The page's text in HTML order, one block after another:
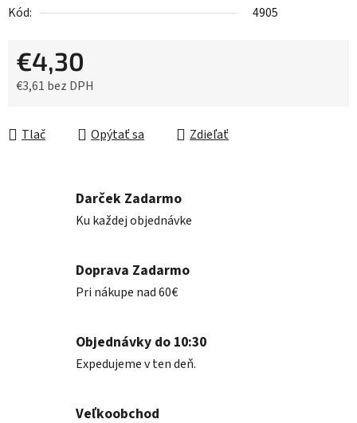
Kód:
4905
€4,30
€3,61 bez DPH
Tlač
Opýtať sa Zdieľať
Darček Zadarmo
Ku každej objednávke
Doprava Zadarmo
Pri nákupe nad 60€
Objednávky do 10:30
Expedujeme v ten deň.
Veľkoobchod